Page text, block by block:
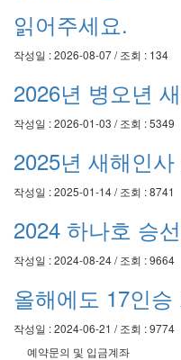
읽어주세요.
작성일 : 2026-08-07 / 조회 : 134
2026년 병오년
작성일 : 2026-01-03 / 조회 : 5349
2025년 새해인
작성일 : 2025-01-14 / 조회 : 8741
2024 하나호 승
작성일 : 2024-08-24 / 조회 : 9664
올해에도 17인
작성일 : 2024-06-21 / 조회 : 9774
예약문의 및 입금계좌